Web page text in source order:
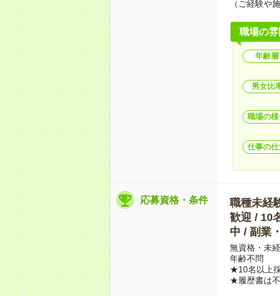
（ご経験や
職場の雰
年齢層
男女比
職場の
仕事の
応募資格・条件
職種未経
歓迎 / 10
中 / 副業
無資格・未
年齢不問
★10名以上
★履歴書は